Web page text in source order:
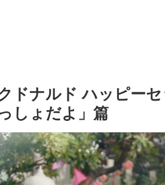
ドナルド ハッピー
しょだよ」篇